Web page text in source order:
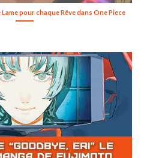
pour chaque Rêve dans One Piece